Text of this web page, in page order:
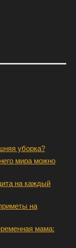
уборка?
мира можно
на каждый
на
мама: